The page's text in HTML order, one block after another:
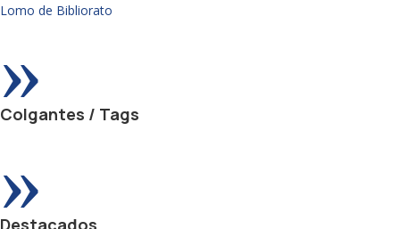
Lomo de Bibliorato
»
Colgantes / Tags
»
Destacados